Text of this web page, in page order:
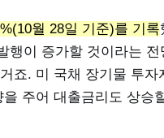
월 28일 기준)를 기록
행이 증가할 것이라는 전
죠. 미 국채 장기물 투자
주어 대출금리도 상승